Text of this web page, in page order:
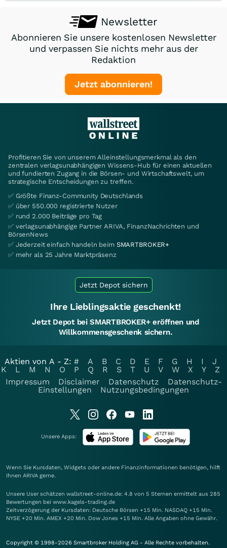
Newsletter
Abonnieren Sie unsere kostenlosen Newsletter
und verpassen Sie nichts mehr aus der
Redaktion
Jetzt abonnieren!
Profitieren Sie von unserem Alleinstellungsmerkmal als den
zentralen verlagsunabhängigen Wissens-Hub für einen aktuellen
und fundierten Zugang in die Börsen- und Wirtschaftswelt, um
strategische Entscheidungen zu treffen.
✅ Größte Finanz-Community Deutschlands
✅ über 550.000 registrierte Nutzer
✅ rund 2.000 Beiträge pro Tag
✅ verlagsunabhängige Partner ARIVA, FinanzNachrichten und
BörsenNews
✅ Jederzeit einfach handeln beim SMARTBROKER+
✅ mehr als 25 Jahre Marktpräsenz
Jetzt Depot sichern
Ihre Lieblingsaktie geschenkt!
Jetzt Depot bei SMARTBROKER+ eröffnen und
Willkommensgeschenk sichern.
Aktien von A - Z: # A B C D E F G H I
J
K
L M N O P Q R S T U V W X Y
Z
Impressum
Disclaimer Datenschutz
Datenschutz-
Einstellungen
Nutzungsbedingungen
Unsere Apps:
Wenn Sie Kursdaten, Widgets oder andere Finanzinformationen benötigen, hilft
Ihnen ARIVA gerne.
Unsere User schätzen wallstreet-online.de: 4.8 von 5 Sternen ermittelt aus 285
Bewertungen bei www.kagels-trading.de
Zeitverzögerung der Kursdaten: Deutsche Börsen +15 Min. NASDAQ +15 Min.
NYSE +20 Min. AMEX +20 Min. Dow Jones +15 Min. Alle Angaben ohne Gewähr.
Copyright © 1998-2026 Smartbroker Holding AG - Alle Rechte vorbehalten.